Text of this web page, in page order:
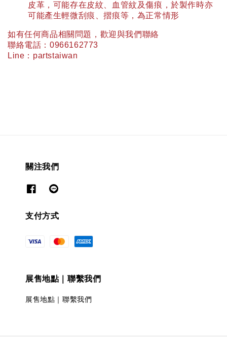
皮革，可能存在皮紋、血管紋及傷痕，於製作時亦
可能產生輕微刮痕、摺痕等，為正常情形
如有任何商品相關問題，歡迎與我們聯絡
聯絡電話： 0966162773
Line ： partstaiwan
關注我們
支付方式
展售地點｜聯繫我們
展售地點｜聯繫我們